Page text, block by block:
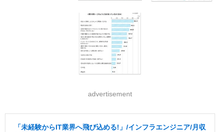
advertisement
「未経験からIT業界へ飛び込める!」/インフラエンジニア/月収